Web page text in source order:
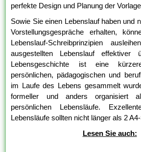
perfekte Design und Planung der
Sowie Sie einen Lebenslauf haben und
Vorstellungsgespräche erhalten,
Lebenslauf-Schreibprinzipien
ausgestellten Lebenslauf effektiver
Lebensgeschichte ist eine
persönlichen, pädagogischen und
im Laufe des Lebens gesammelt
formeller und anders organisiert
persönlichen Lebensläufe.
Lebensläufe sollten nicht länger als 2
Lesen Sie auch: